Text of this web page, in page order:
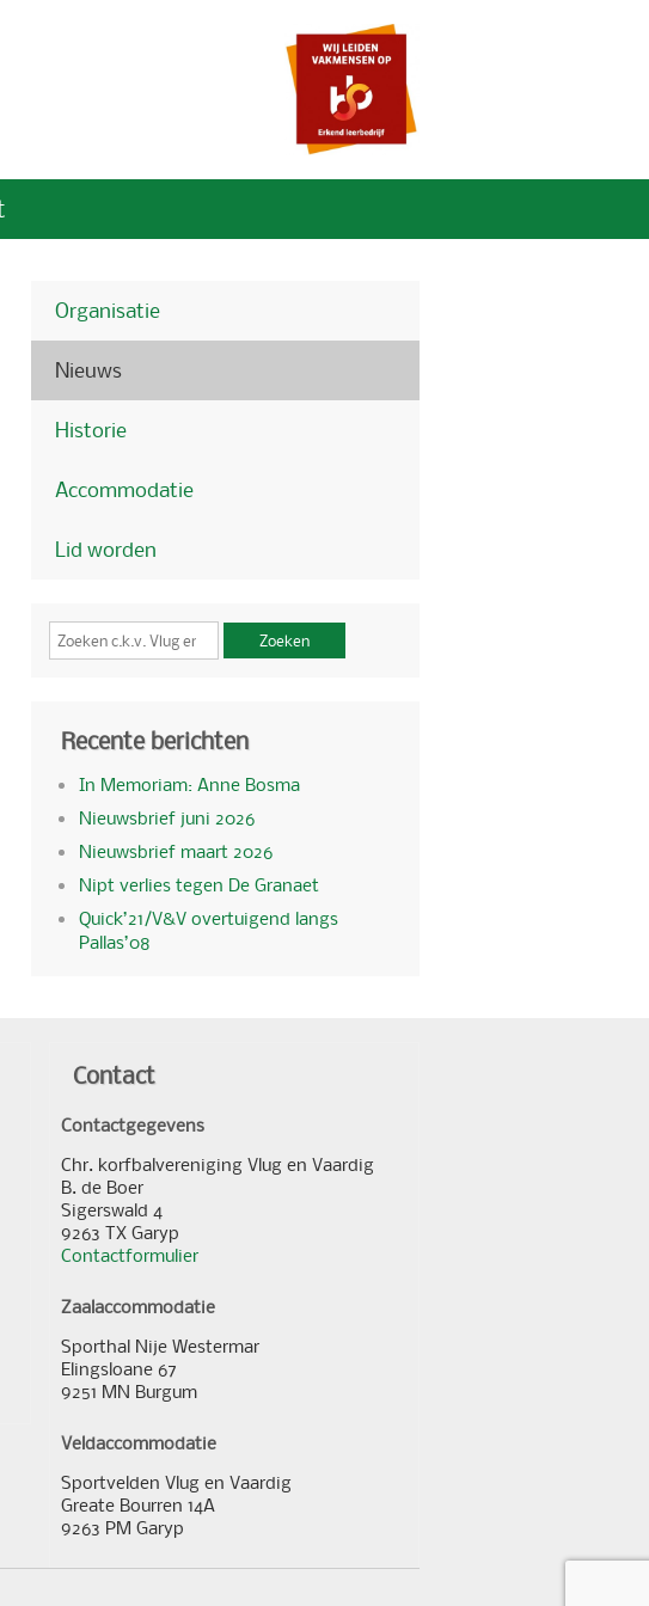
Organisatie
Nieuws
Historie
Accommodatie
Lid worden
Zoeken
Recente berichten
In Memoriam: Anne Bosma
Nieuwsbrief juni 2026
Nieuwsbrief maart 2026
Nipt verlies tegen De Granaet
Quick’21/V&V overtuigend langs
Pallas’08
Contact
Contactgegevens
Chr. korfbalvereniging Vlug en Vaardig
B. de Boer
Sigerswald 4
9263 TX Garyp
Contactformulier
Zaalaccommodatie
Sporthal Nije Westermar
Elingsloane 67
9251 MN Burgum
Veldaccommodatie
Sportvelden Vlug en Vaardig
Greate Bourren 14A
9263 PM Garyp